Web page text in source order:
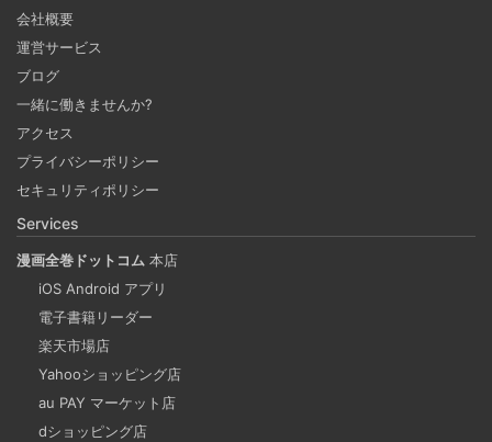
Coima + Rosetta 2 で、Apple Silicon 上で x86_64
の Docker イメージをビルドする (Docker desktop
やめる)
2025-03-24
Docker Desktop を使わずに、Mac で x86 の Docker イメ
ージのビルドをする手順を書いています。Colima と
Rosetta2 を使って、クロスアーキテクチャーでビルドする
方法です。Lima, QEmu, nerdctl の実例も記載しています。
2025-03-21
についてご紹介します。 Slackでは、業務で決めたことや会
議の開始前にリマインダーを設定しておくと、とても便利
会社概要
運営サービス
ブログ
一緒に働きませんか?
アクセス
プライバシーポリシー
セキュリティポリシー
Services
漫画全巻ドットコム 本店
iOS Android アプリ
電子書籍リーダー
楽天市場店
Yahooショッピング店
au PAY マーケット店
dショッピング店